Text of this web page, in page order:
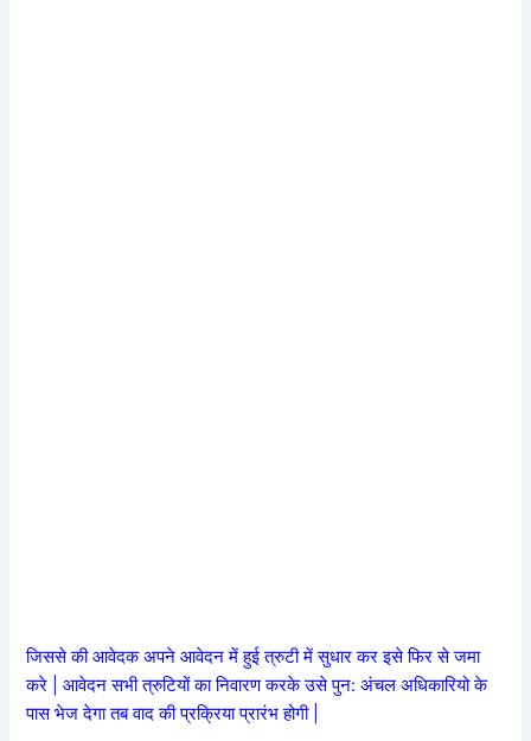
जिससे की आवेदक अपने आवेदन में हुई त्रुटी में सुधार कर इसे फिर से जमा
करे | आवेदन सभी त्रुटियों का निवारण करके उसे पुन: अंचल अधिकारियो के
पास भेज देगा तब वाद की प्रक्रिया प्रारंभ होगी |